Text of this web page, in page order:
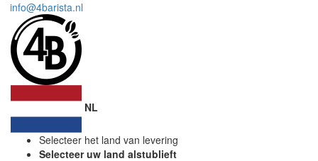
info@4barista.nl
NL
Selecteer het land van levering
Selecteer uw land alstublieft